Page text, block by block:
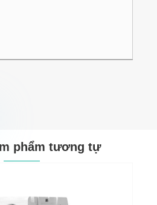
phẩm tương tự